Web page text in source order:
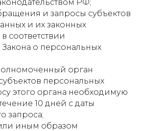
РФ;
и запросы субъектов
и их законных
соответствии
о персональных
орган
персональных
этого органа необходимую
10 дней с даты
запроса;
иным образом